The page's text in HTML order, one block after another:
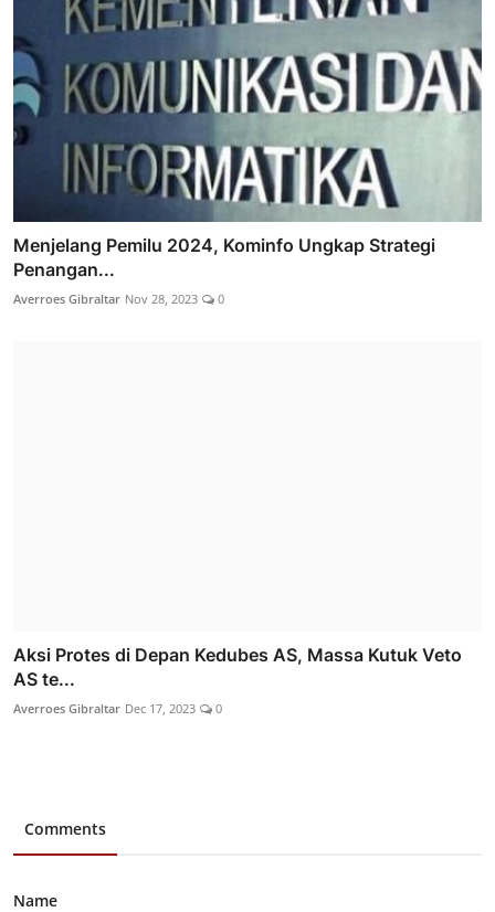
Menjelang Pemilu 2024, Kominfo Ungkap Strategi
Penangan...
Averroes Gibraltar Nov 28, 2023 0
Aksi Protes di Depan Kedubes AS, Massa Kutuk Veto
AS te...
Averroes Gibraltar Dec 17, 2023 0
Comments
Name